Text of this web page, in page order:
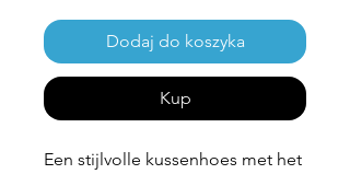
Dodaj do koszyka
Kup
Een stijlvolle kussenhoes met het